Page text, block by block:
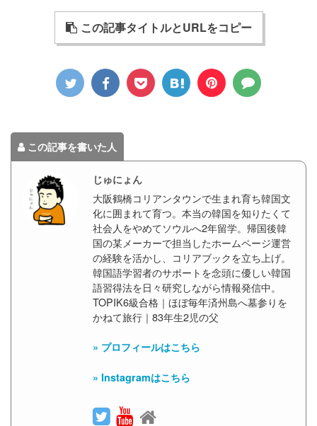
この記事タイトルとURLをコピー
この記事を書いた人
じゅにょん
大阪鶴橋コリアンタウンで生まれ育ち韓国文
化に囲まれて育つ。本当の韓国を知りたくて
社会人をやめてソウルへ2年留学。帰国後韓
国の某メーカーで担当したホームページ運営
の経験を活かし、コリアブックを立ち上げ。
韓国語学習者のサポートを念頭に優しい韓国
語習得法を日々研究しながら情報発信中。
TOPIK6級合格｜ほぼ毎年済州島へ墓参りを
かねて旅行｜83年生2児の父
» プロフィールはこちら
» Instagramはこちら